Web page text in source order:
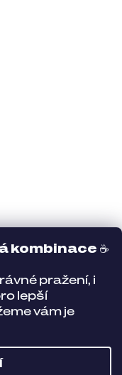
kombinace ☕
pražení, i
lepší
vám je